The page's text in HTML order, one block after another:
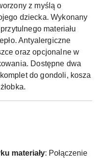
z myślą o
dziecka. Wykonany
materiału
Antyalergiczne
oraz opcjonalne w
Dostępne dwa
do gondoli, kosza
materiały: Połączenie